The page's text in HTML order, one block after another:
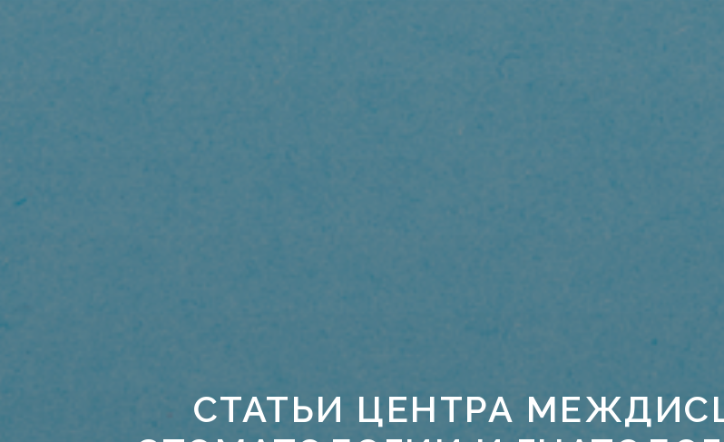
СТАТЬИ ЦЕНТРА